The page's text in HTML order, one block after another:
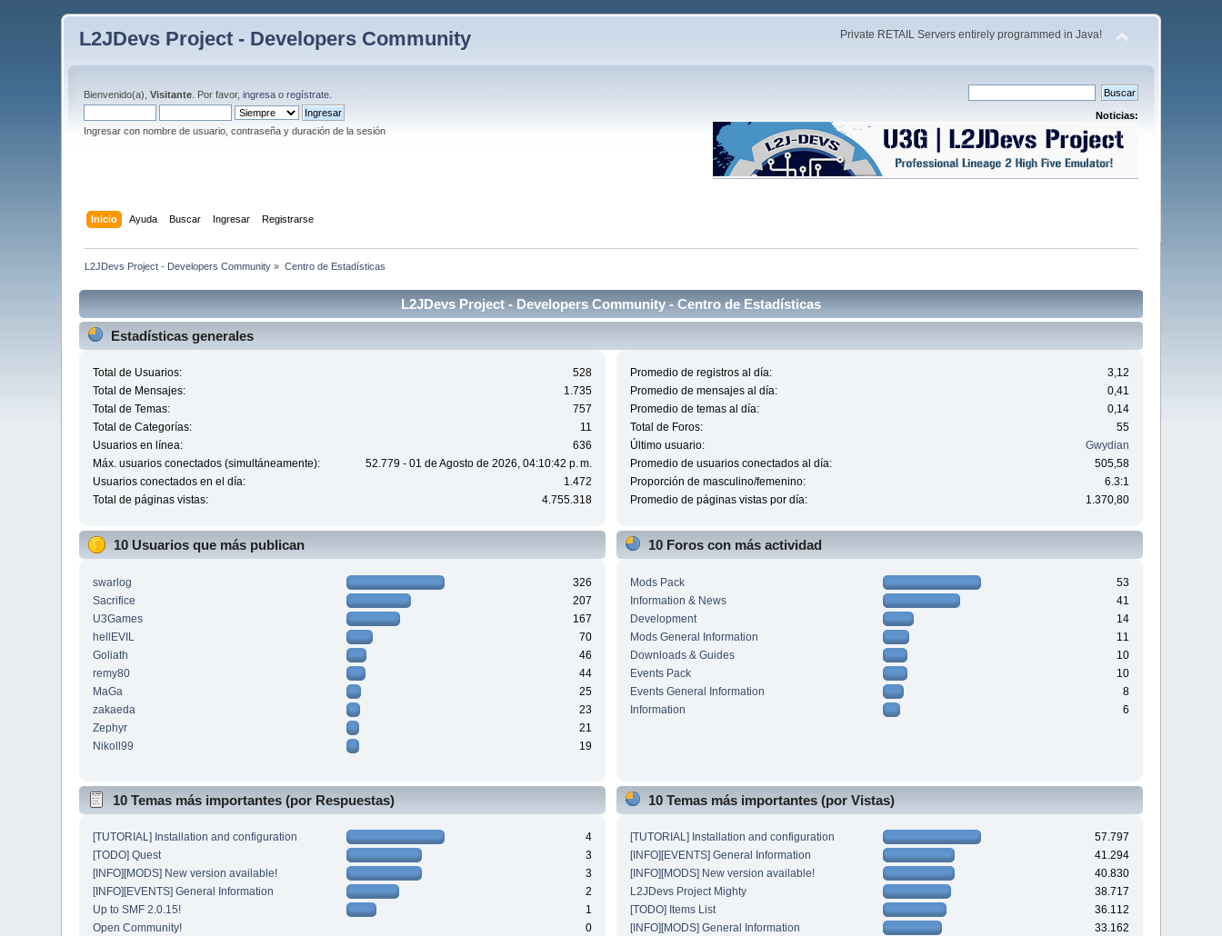
L2JDevs Project - Developers Community Private RETAIL Servers entirely programmed in Java!
Bienvenido(a),Visitante . Por favor,ingresa oregístrate
Ingresar con nombre de usuario, contraseña y duración de la sesión
Noticias:
Inicio Ayuda Buscar Ingresar Registrarse
L2JDevs Project - Developers Community » Centro de Estadísticas
L2JDevs Project - Developers Community - Centro de Estadísticas
Estadísticas generales
Total de Usuarios:
528
Total de Mensajes:
1.735
Total de Temas:
757
Total de Categorías:
11
Usuarios en línea:
636
Máx. usuarios conectados (simultáneamente):
52.779 - 01 de Agosto de 2026, 04:10:42 p. m.
Usuarios conectados en el día:
1.472
Total de páginas vistas:
4.755.318
Promedio de registros al día:
3,12
Promedio de mensajes al día:
0,41
Promedio de temas al día:
0,14
Total de Foros:
55
Último usuario:
Gwydian
Promedio de usuarios conectados al día:
505,58
Proporción de masculino/femenino:
6.3:1
Promedio de páginas vistas por día:
1.370,80
10 Usuarios que más publican
swarlog
326
Sacrifice
207
U3Games
167
hellEVIL
70
Goliath
46
remy80
44
MaGa
25
zakaeda
23
Zephyr
21
Nikoll99
19
10 Foros con más actividad
Mods Pack
53
Information & News
41
Development
14
Mods General Information
11
Downloads & Guides
10
Events Pack
10
Events General Information
8
Information
6
10 Temas más importantes (por Respuestas)
[TUTORIAL] Installation and configuration
4
[TODO] Quest
3
[INFO][MODS] New version available!
3
[INFO][EVENTS] General Information
2
Up to SMF 2.0.15!
1
Open Community!
0
10 Temas más importantes (por Vistas)
[TUTORIAL] Installation and configuration
57.797
[INFO][EVENTS] General Information
41.294
[INFO][MODS] New version available!
40.830
L2JDevs Project Mighty
38.717
[TODO] Items List
36.112
[INFO][MODS] General Information
33.162